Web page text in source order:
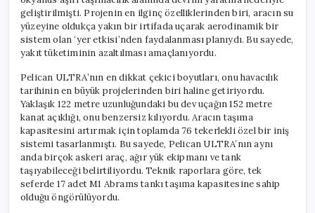
geliştirilmişti. Projenin en ilginç özelliklerinden biri, aracın su
yüzeyine oldukça yakın bir irtifada uçarak aerodinamik bir
sistem olan ‘yer etkisi’nden faydalanması planıydı. Bu sayede,
yakıt tüketiminin azaltılması amaçlanıyordu.
Pelican ULTRA’nın en dikkat çekici boyutları, onu havacılık
tarihinin en büyük projelerinden biri haline getiriyordu.
Yaklaşık 122 metre uzunluğundaki bu dev uçağın 152 metre
kanat açıklığı, onu benzersiz kılıyordu. Aracın taşıma
kapasitesini artırmak için toplamda 76 tekerlekli özel bir iniş
sistemi tasarlanmıştı. Bu sayede, Pelican ULTRA’nın aynı
anda birçok askeri araç, ağır yük ekipmanı ve tank
taşıyabileceği belirtiliyordu. Teknik raporlara göre, tek
seferde 17 adet M1 Abrams tankı taşıma kapasitesine sahip
olduğu öngörülüyordu.